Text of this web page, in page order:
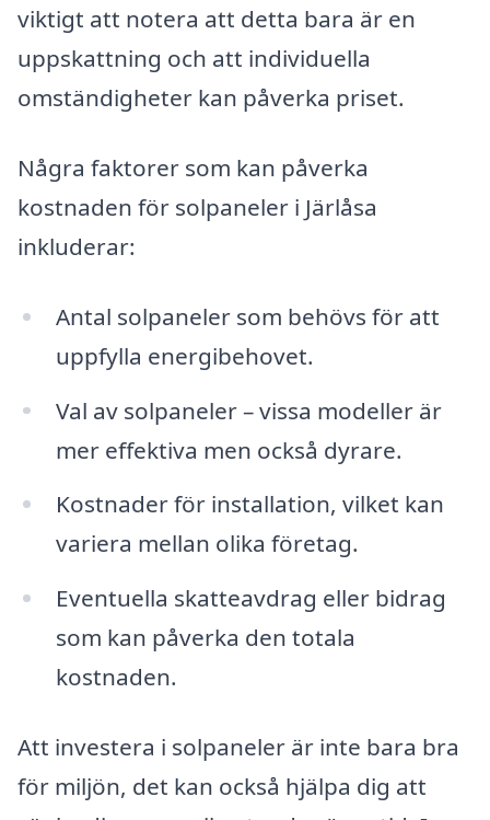
viktigt att notera att detta bara är en
uppskattning och att individuella
omständigheter kan påverka priset.
Några faktorer som kan påverka
kostnaden för solpaneler i Järlåsa
inkluderar:
Antal solpaneler som behövs för att
uppfylla energibehovet.
Val av solpaneler – vissa modeller är
mer effektiva men också dyrare.
Kostnader för installation, vilket kan
variera mellan olika företag.
Eventuella skatteavdrag eller bidrag
som kan påverka den totala
kostnaden.
Att investera i solpaneler är inte bara bra
för miljön, det kan också hjälpa dig att